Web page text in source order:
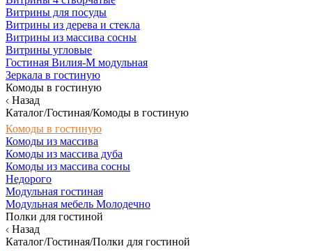
Витрины для посуды
Витрины из дерева и стекла
Витрины из массива сосны
Витрины угловые
Гостиная Вилия-М модульная
Зеркала в гостиную
Комоды в гостиную
Назад
Каталог/Гостиная/Комоды в гостиную
Комоды в гостиную
Комоды из массива
Комоды из массива дуба
Комоды из массива сосны
Недорого
Модульная гостиная
Модульная мебель Молодечно
Полки для гостиной
Назад
Каталог/Гостиная/Полки для гостиной